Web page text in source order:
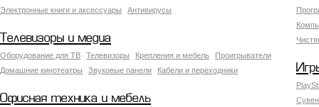
Электронные книги и аксессуары
Антивирусы
Телевизоры и медиа
Оборудование для ТВ Телевизоры Крепления и мебель
Проигрыватели
Домашние кинотеатры
Звуковые панели Кабели и переходники
Офисная техника и мебель